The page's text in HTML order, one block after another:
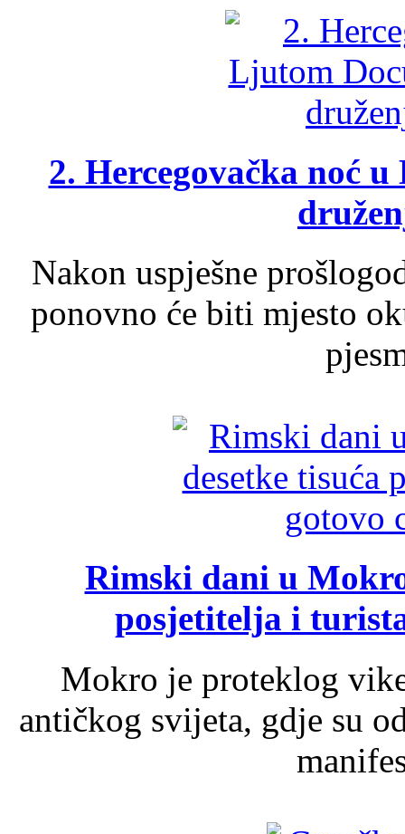
2. Hercegovačka noć
Nakon uspješne
ponovno će biti mjesto
Rimski dani u
posjetitelja i
Mokro je proteklog
antičkog svijeta, gdje su